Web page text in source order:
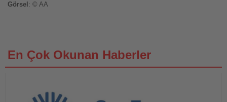
Görsel : © AA
En Çok Okunan Haberler